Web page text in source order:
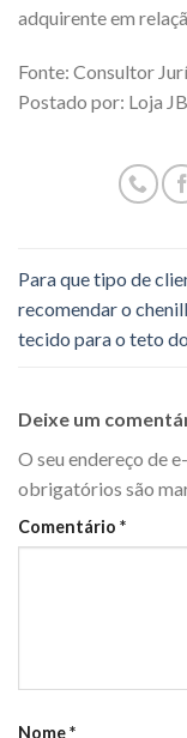
adquirente em
Fonte: Consultor
Postado por: Loja
Para que tipo de
recomendar o
tecido para o teto
Deixe um
O seu endereço de
obrigatórios são
Comentário *
Nome*